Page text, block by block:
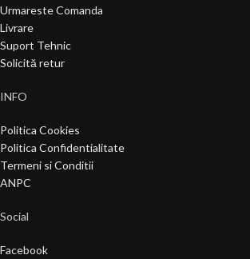
Urmareste Comanda
Livrare
Suport Tehnic
Solicită retur
INFO
Politica Cookies
Politica Confidentialitate
Termeni si Conditii
ANPC
Social
Facebook